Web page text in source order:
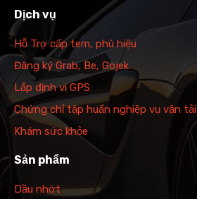
Dịch vụ
Hỗ Trợ cấp tem, phù hiệu
Đăng ký Grab, Be, Gojek
Lắp định vị GPS
Chứng chỉ tập huấn nghiệp vụ vận tải
Khám sức khỏe
Sản phẩm
Dầu nhớt